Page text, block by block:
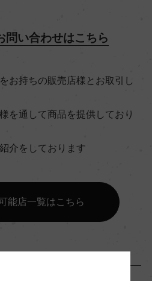
問い合わせはこちら
お持ちの販売店様とお取引し
を通して商品を提供しており
介をしております
能店一覧はこちら